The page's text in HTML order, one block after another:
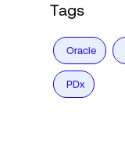
Tags
Oracle
PDx